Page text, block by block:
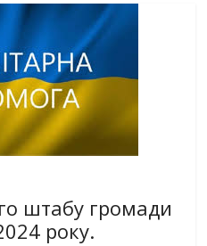
штабу громади
року.